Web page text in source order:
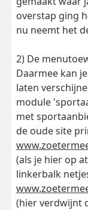
overstap ging
nu neemt het
2) De
Daarmee kan
laten
module
met
de oude site
(als je hier op
linkerbalk
(hier verdwijnt